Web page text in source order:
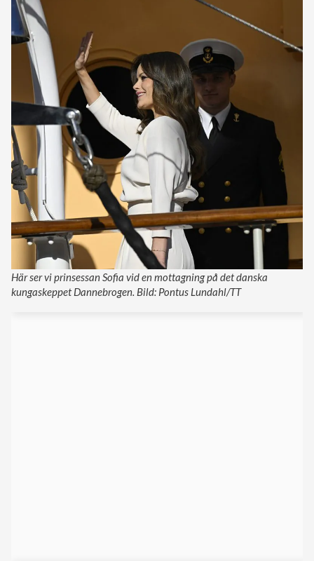
Här ser vi prinsessan Sofia vid en mottagning på det danska
kungaskeppet Dannebrogen. Bild: Pontus Lundahl/TT